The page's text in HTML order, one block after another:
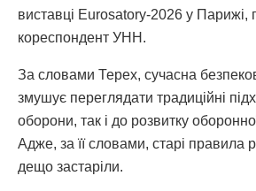
виставці Eurosatory-2026 у Парижі,
кореспондент УНН.
За словами Терех, сучасна
змушує переглядати традиційні
оборони, так і до розвитку
Адже, за її словами, старі правила
дещо застаріли.